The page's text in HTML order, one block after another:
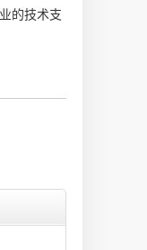
的技术支